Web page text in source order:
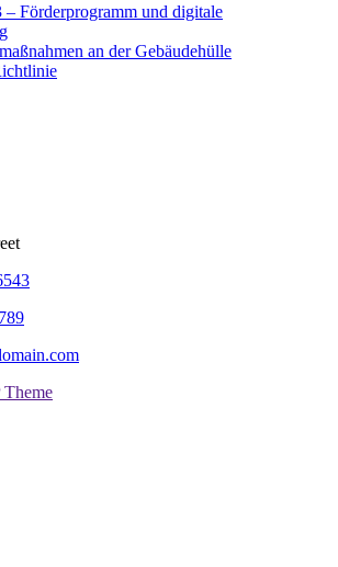
Förderprogramm und digitale
an der Gebäudehülle
Theme